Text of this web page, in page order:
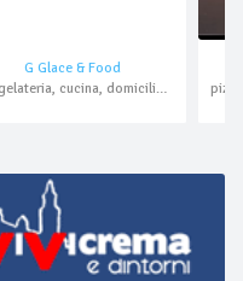
G Glace & Food
bar, gelateria, cucina, domicilio, asporto